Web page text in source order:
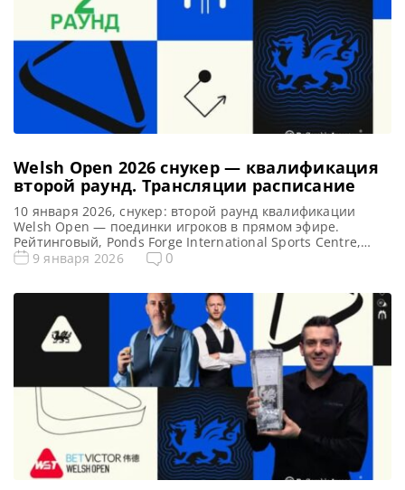
Welsh Open 2026 снукер — квалификация
второй раунд. Трансляции расписание
10 января 2026, снукер: второй раунд квалификации
Welsh Open — поединки игроков в прямом эфире.
Рейтинговый, Ponds Forge International Sports Centre,
Шеффилд, Англия Предыдущий чемпион: Марк Селби
Чемпионата Уэльса 2026 (Live) Смотреть прямые
трансляции второго квалификационного раунда Welsh
Open по снукеру вы […]
9 января 2026 0